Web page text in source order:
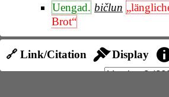
Uengad. bičlun
Brot“
bišulana
„Maiskolben“
🔗 Link/Citation Display